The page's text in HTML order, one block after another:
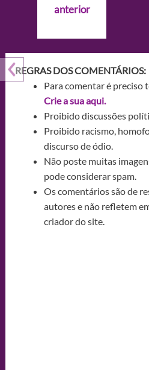
Postanterior
REGRAS DOS COMENTÁRIOS:
Para comentar é preciso
Crie a sua aqui.
Proibido discussões
Proibido racismo,
discurso de ódio.
Não poste muitas
pode considerar spam.
Os comentários são de
autores e não refletem
criador do site.